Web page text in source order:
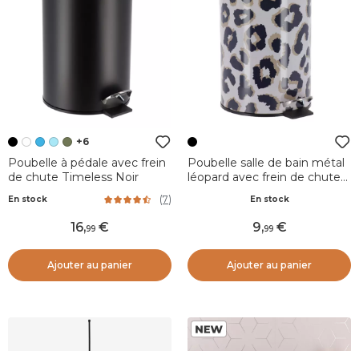
+6
Poubelle à pédale avec frein
de chute Timeless Noir
En stock (7)
16,99
Ajouter au panier
Poubelle salle de bain métal
léopard avec frein de chute
En stock
9,99
Ajouter au panier